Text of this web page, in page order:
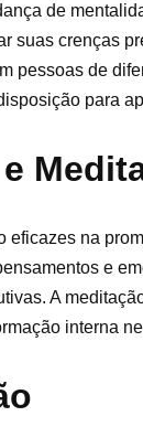
de
suas crenças
pessoas de
para
eficazes na
e
A
interna